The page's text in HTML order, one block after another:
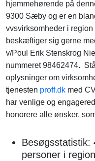
hjemmehørende på
9300 Sæby og er en
vvsvirksomheder i
beskæftiger sig gerne
v/Poul Erik Stenskrog
nummeret 98462474.
oplysninger om
tjenesten proff.dk med
har venlige og
honorere alle ønsker,
Besøgsstatistik:
personer i